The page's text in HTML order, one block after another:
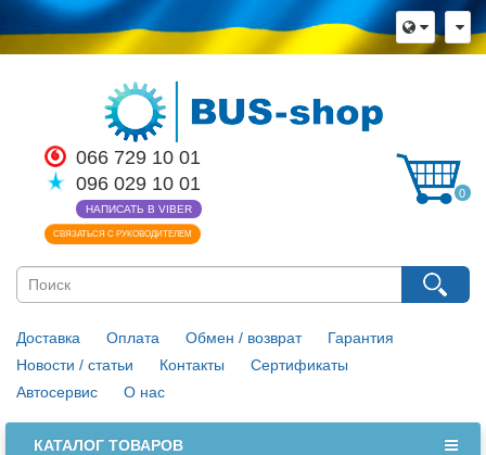
066 729 10 01
096 029 10 01
НАПИСАТЬ В VIBER
СВЯЗАТЬСЯ С РУКОВОДИТЕЛЕМ
0
Доставка Оплата Обмен / возврат
Гарантия
Новости / статьи
Контакты
Сертификаты
Автосервис
О нас
КАТАЛОГ ТОВАРОВ